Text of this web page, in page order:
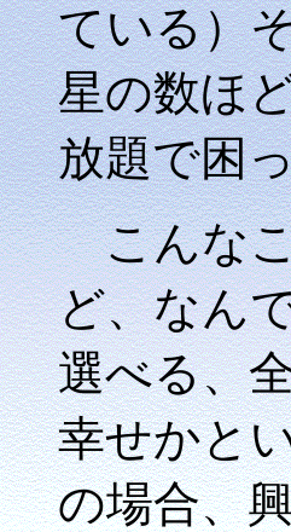
ている）
星の数ほ
放題で困
こんなこ
ど、なん
選べる、
幸せかと
の場合、